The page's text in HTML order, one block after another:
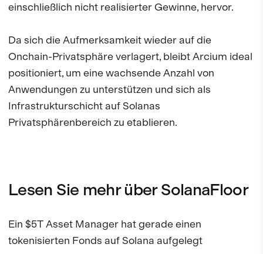
einschließlich nicht realisierter Gewinne, hervor.
Da sich die Aufmerksamkeit wieder auf die
Onchain-Privatsphäre verlagert, bleibt Arcium ideal
positioniert, um eine wachsende Anzahl von
Anwendungen zu unterstützen und sich als
Infrastrukturschicht auf Solanas
Privatsphärenbereich zu etablieren.
Lesen Sie mehr über SolanaFloor
Ein $5T Asset Manager hat gerade einen
tokenisierten Fonds auf Solana aufgelegt